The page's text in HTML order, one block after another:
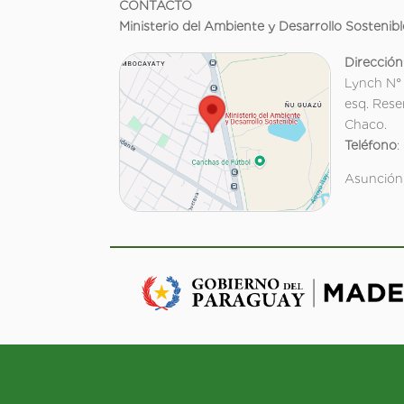
CONTACTO
Ministerio del Ambiente y Desarrollo
Dirección
Lynch
esq.
Chaco.
Teléfono: